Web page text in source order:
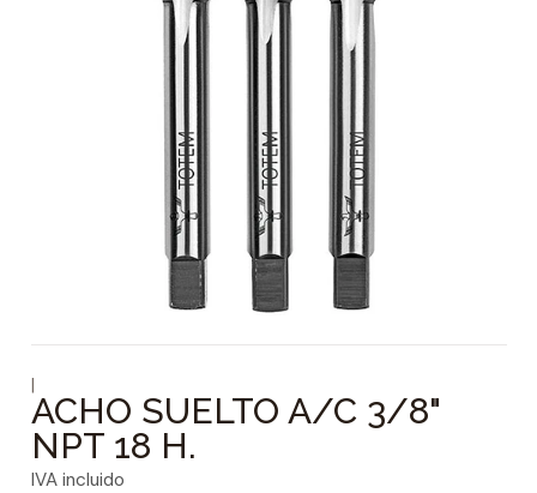
|
ACHO SUELTO A/C 3/8"
NPT 18 H.
IVA incluido